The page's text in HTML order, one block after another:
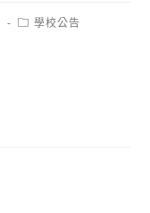
Post學校公告